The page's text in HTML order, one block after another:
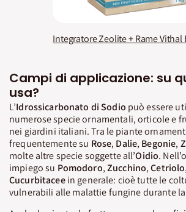
Integratore Zeolite + Rame Vithal
Campi di applicazione: su
usa?
L’Idrossicarbonato di Sodio può essere
numerose specie ornamentali, orticole e
nei giardini italiani. Tra le piante
frequentemente su Rose, Dalie, Begonie,
molte altre specie soggette all’Oidio.
impiego su Pomodoro,Zucchino,Cetriolo,
Cucurbitaceein generale: cioè tutte le
vulnerabili alle malattie fungine durante